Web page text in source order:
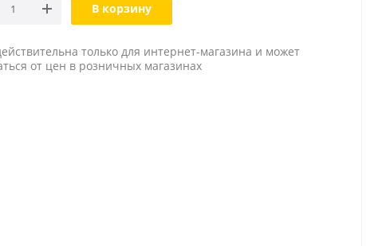
В корзину
только для интернет-магазина и может
от цен в розничных магазинах